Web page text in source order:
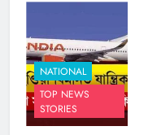
NATIONAL
TOP NEWS
STORIES